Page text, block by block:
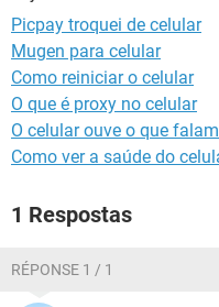
GUIA DE COMPRAS
Picpay troquei de celular
Mugen para celular
Como reiniciar o celular
O que é proxy no celular
O celular ouve o que
Como ver a saúde do
1 Respostas
RÉPONSE 1 / 1